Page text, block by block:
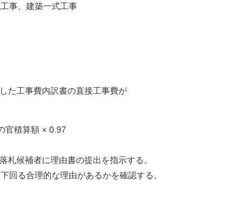
事、建築一式工事
工事費内訳書の直接工事費が
積算額 × 0.97
候補者に理由書の提出を指示する。
る合理的な理由があるかを確認する。